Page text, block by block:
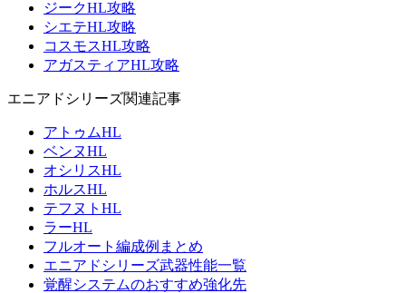
ジークHL攻略
シエテHL攻略
コスモスHL攻略
アガスティアHL攻略
エニアドシリーズ関連記事
アトゥムHL
ベンヌHL
オシリスHL
ホルスHL
テフヌトHL
ラーHL
フルオート編成例まとめ
エニアドシリーズ武器性能一覧
覚醒システムのおすすめ強化先